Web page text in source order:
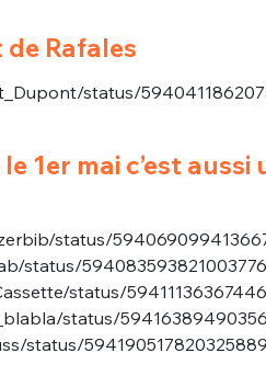
de Rafales
status/
1er mai c’est
status/
status/594083593821003776
status/
status/
status/594190517820325889